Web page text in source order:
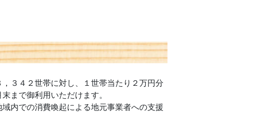
３４２世帯に対し、１世帯当たり２万円分
まで御利用いただけます。
内での消費喚起による地元事業者への支援